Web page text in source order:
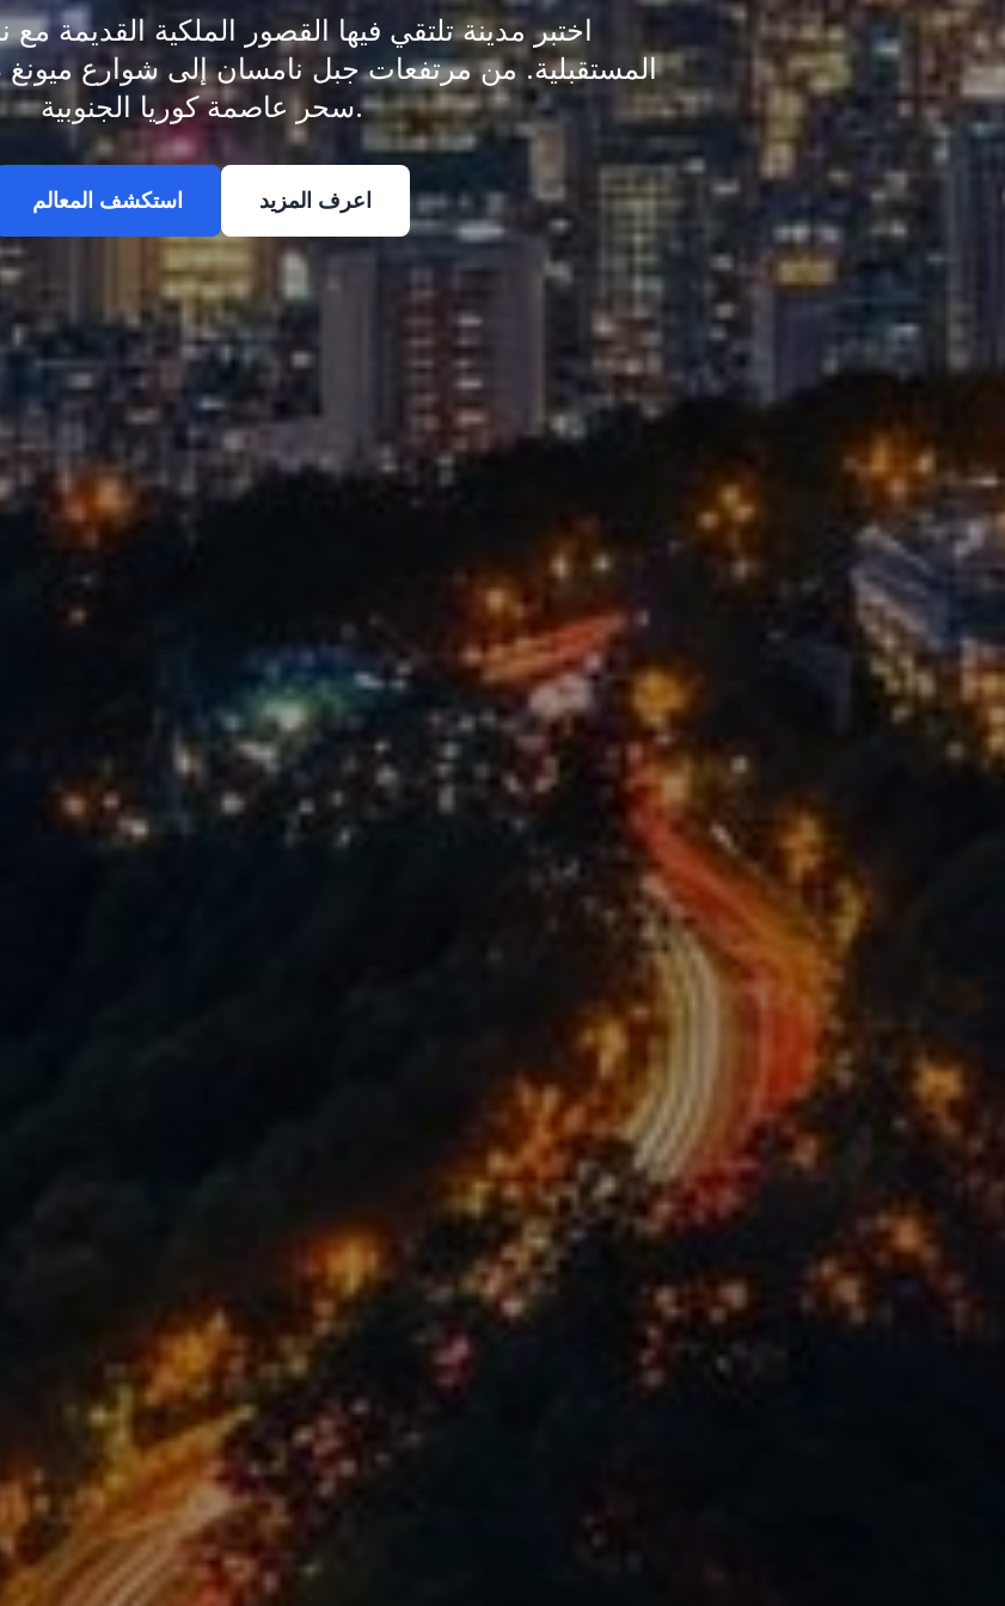
اختبر مدينة تلتقي فيها القصور الملكية القديمة
المستقبلية. من مرتفعات جبل نامسان إلى شوارع
سحر عاصمة كوريا الجنوبية.
استكشف المعالم اعرف المزيد